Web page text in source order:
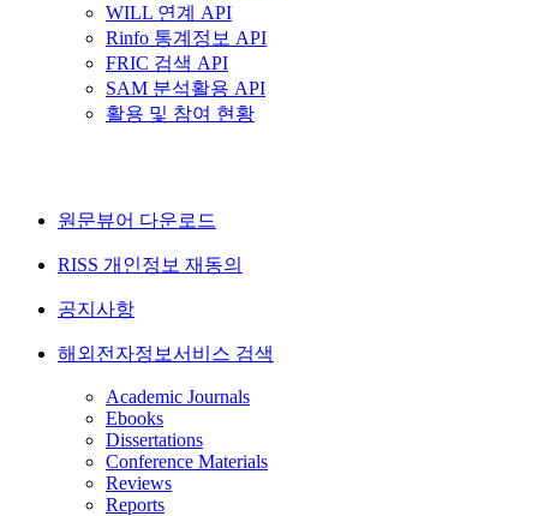
WILL 연계 API
Rinfo 통계정보 API
FRIC 검색 API
SAM 분석활용 API
활용 및 참여 현황
원문뷰어 다운로드
RISS 개인정보 재동의
공지사항
해외전자정보서비스 검색
Academic Journals
Ebooks
Dissertations
Conference Materials
Reviews
Reports